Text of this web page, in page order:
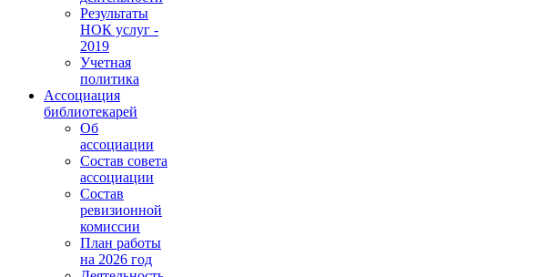
Результаты
НОК услуг -
2019
Учетная
политика
Ассоциация
библиотекарей
Об
ассоциации
Состав совета
ассоциации
Состав
ревизионной
комиссии
План работы
на 2026 год